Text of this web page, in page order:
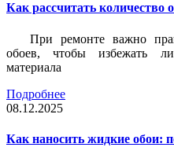
Как рассчитать количество
При ремонте важно
обоев, чтобы избежать
материала
Подробнее
08.12.2025
Как наносить жидкие обои: